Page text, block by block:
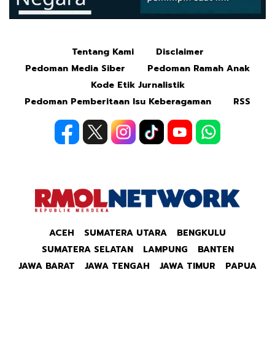
Tentang Kami
Disclaimer
Pedoman Media Siber
Pedoman Ramah Anak
Kode Etik Jurnalistik
Pedoman Pemberitaan Isu Keberagaman
RSS
ACEH SUMATERA UTARA
BENGKULU
SUMATERA SELATAN
LAMPUNG
BANTEN
JAWA BARAT
JAWA TENGAH JAWA TIMUR PAPUA